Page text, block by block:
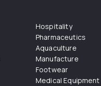
Hospitality
Pharmaceutics
Aquaculture
Manufacture
Footwear
Medical Equipment